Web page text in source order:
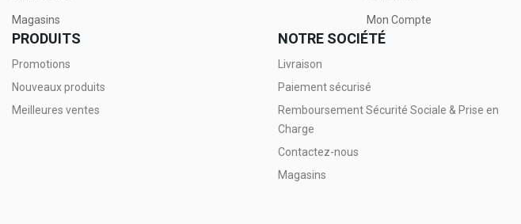
Magasins Mon Compte
PRODUITS
Promotions
Nouveaux produits
Meilleures ventes
NOTRE SOCIÉTÉ
Livraison
Paiement sécurisé
Remboursement Sécurité Sociale & Prise en
Charge
Contactez-nous
Magasins